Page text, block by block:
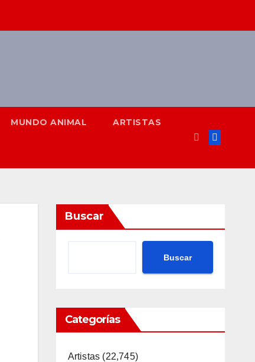
MUNDO ANIMAL ARTISTAS
Buscar
Buscar
Categorías
Artistas (22,745)